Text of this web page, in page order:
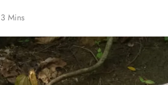
Kreatif Di Momen MPLS, Satgas
KE 7, SEKDA ADE SEBUT
Pemasok BHP Alkes ke
3 Mins